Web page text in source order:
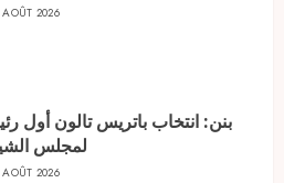
2026
بنن: انتخاب باتريس تالون أول
لمجلس
2026